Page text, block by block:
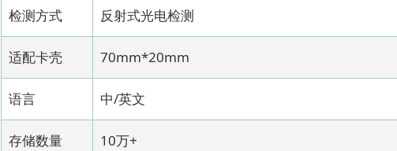
检测方式 反射式光电检测
适配卡壳 70mm*20mm
语言 中/英文
存储数量 10万+